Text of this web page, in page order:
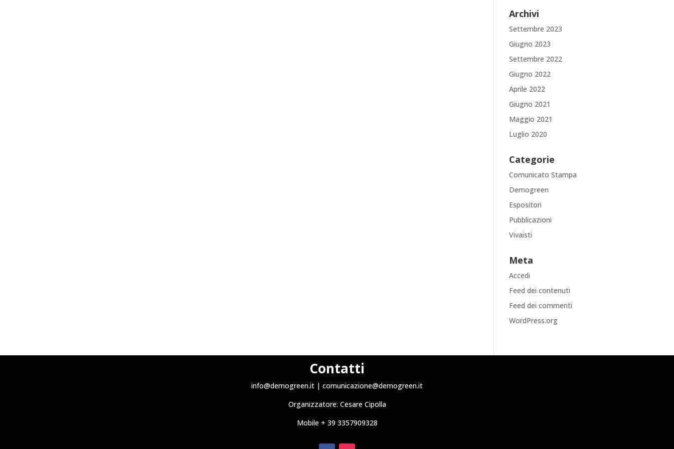
Archivi
Settembre 2023
Giugno 2023
Settembre 2022
Giugno 2022
Aprile 2022
Giugno 2021
Maggio 2021
Luglio 2020
Categorie
Comunicato Stampa
Demogreen
Espositori
Pubblicazioni
Vivaisti
Meta
Accedi
Feed dei contenuti
Feed dei commenti
WordPress.org
Contatti
info@demogreen.it | comunicazione@demogreen.it
Organizzatore: Cesare Cipolla
Mobile + 39 3357909328